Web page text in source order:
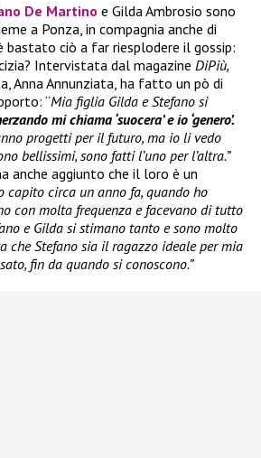
De Martino e Gilda Ambrosio sono
a Ponza, in compagnia anche di
bastato ciò a far riesplodere il gossip:
Intervistata dal magazine DiPiù,
Anna Annunziata, ha fatto un pò di
“Mia figlia Gilda e Stefano si
mi chiama ‘suocera’ e io ‘genero’.
progetti per il futuro, ma io li vedo
bellissimi, sono fatti l’uno per l’altra.”
anche aggiunto che il loro è un
capito circa un anno fa, quando ho
con molta frequenza e facevano di tutto
e Gilda si stimano tanto e sono molto
che Stefano sia il ragazzo ideale per mia
fin da quando si conoscono.”